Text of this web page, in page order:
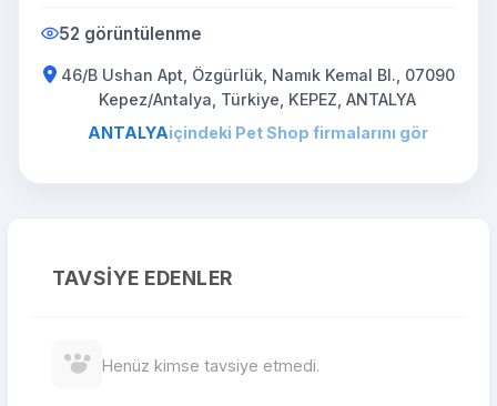
52 görüntülenme
46/B Ushan Apt, Özgürlük, Namık Kemal Bl., 07090
Kepez/Antalya, Türkiye, KEPEZ, ANTALYA
ANTALYAiçindeki Pet Shop firmalarını gör
TAVSIYE EDENLER
Henüz kimse tavsiye etmedi.